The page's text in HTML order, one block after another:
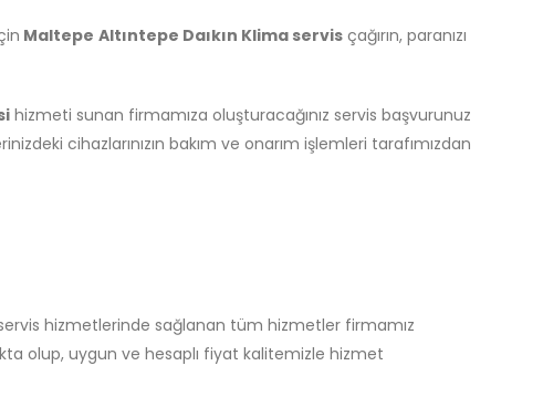
Maltepe Altıntepe Daıkın Klima servisçağırın, paranızı
hizmeti sunan firmamıza oluşturacağınız servis başvurunuz
cihazlarınızın bakım ve onarım işlemleri tarafımızdan
hizmetlerinde sağlanan tüm hizmetler firmamız
olup, uygun ve hesaplı fiyat kalitemizle hizmet